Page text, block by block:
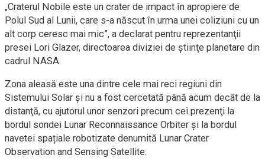
„Craterul Nobile este un crater de impact în apropiere de
Polul Sud al Lunii, care s-a născut în urma unei coliziuni cu un
alt corp ceresc mai mic”, a declarat pentru reprezentanţii
presei Lori Glazer, directoarea diviziei de ştiinţe planetare din
cadrul NASA.
Zona aleasă este una dintre cele mai reci regiuni din
Sistemului Solar şi nu a fost cercetată până acum decât de la
distanţă, cu ajutorul unor senzori precum cei prezenţi la
bordul sondei Lunar Reconnaissance Orbiter şi la bordul
navetei spațiale robotizate denumită Lunar Crater
Observation and Sensing Satellite.